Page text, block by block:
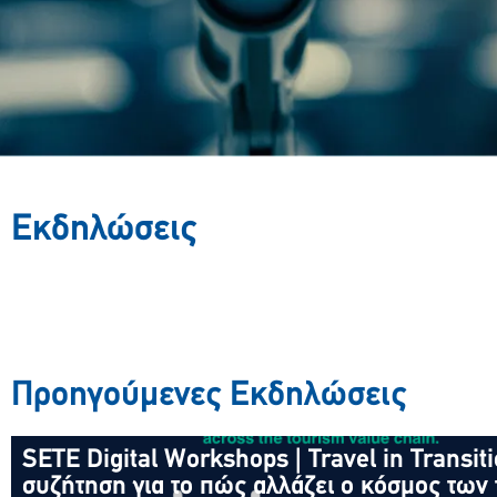
Εκδηλώσεις
Προηγούμενες Εκδηλώσεις
SETE Digital Workshops | Travel in
συζήτηση για το πώς αλλάζει ο κόσμος των
SETE Digital Workshops | Travel in
συζήτηση για το πώς αλλάζει ο κόσμος